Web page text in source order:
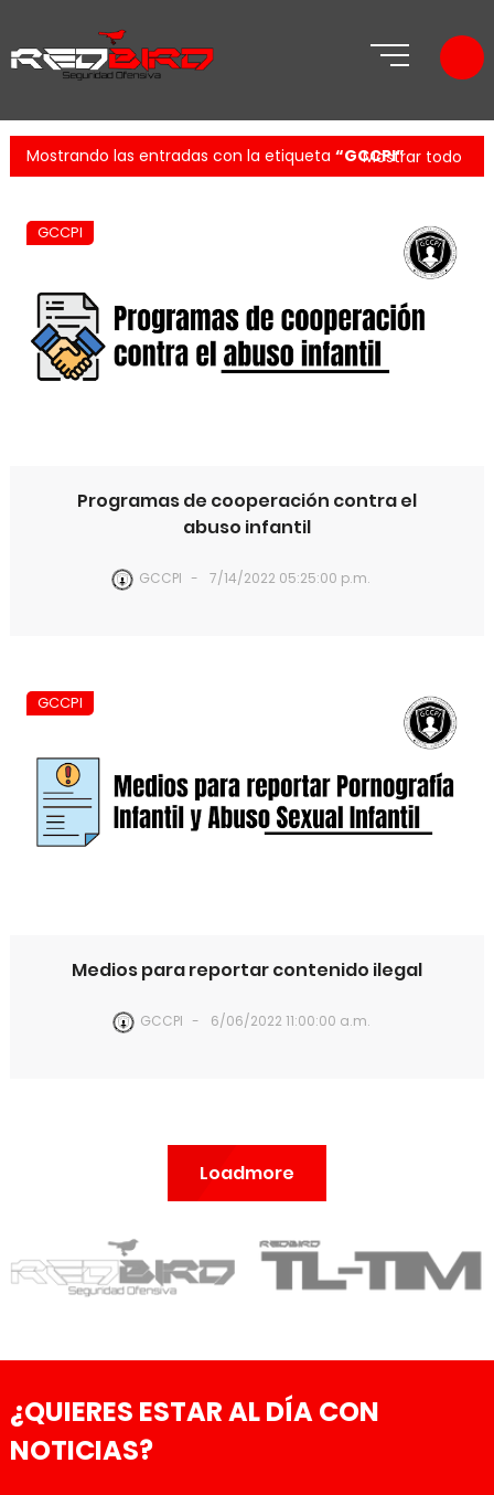
Mostrando las entradas con la etiqueta GCCPI
Mostrar todo
GCCPI
Programas de cooperación contra el
abuso infantil
GCCPI 7/14/2022 05:25:00 p.m.
GCCPI
Medios para reportar contenido ilegal
GCCPI 6/06/2022 11:00:00 a.m.
Loadmore
¿QUIERES ESTAR AL DÍA CON
NOTICIAS?